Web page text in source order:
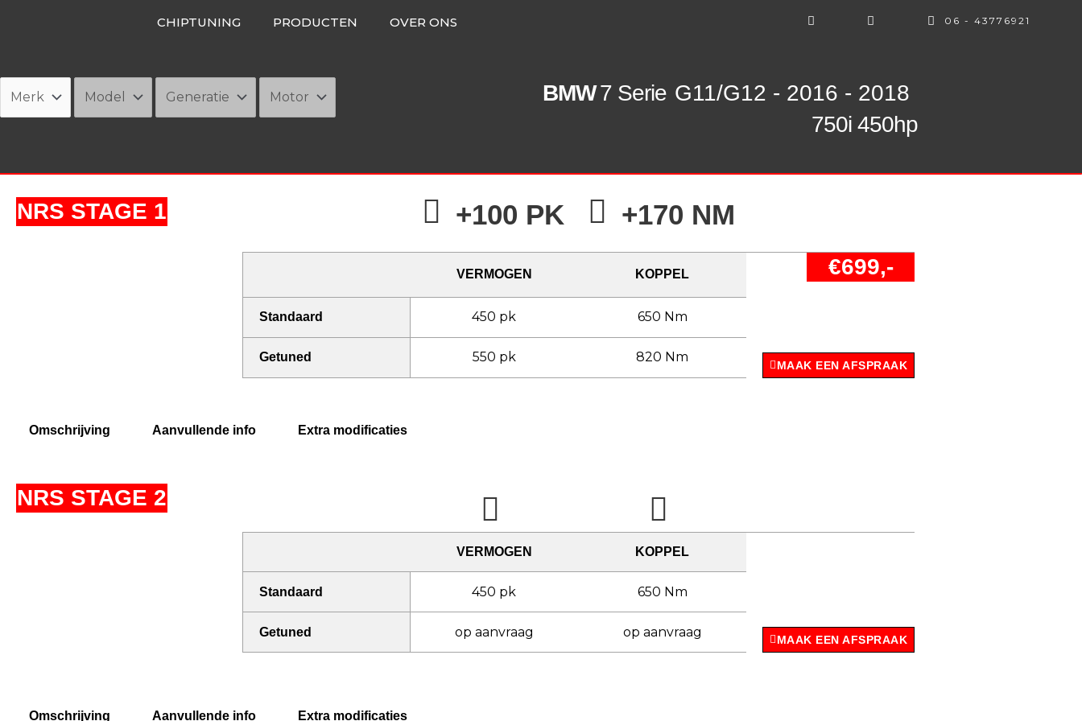
CHIPTUNING PRODUCTEN OVER ONS 06 - 43776921
BMW7 Serie G11/G12 - 2016 - 2018
750i 450hp
NRS STAGE 1 +100 PK +170 NM
VERMOGEN KOPPEL €699,-
Standaard 450 pk 650 Nm
Getuned 550 pk 820 Nm
MAAK EEN AFSPRAAK
Omschrijving Aanvullende info Extra modificaties
NRS STAGE 2
VERMOGEN KOPPEL
Standaard 450 pk 650 Nm
Getuned op aanvraag op aanvraag
MAAK EEN AFSPRAAK
Omschrijving Aanvullende info Extra modificaties